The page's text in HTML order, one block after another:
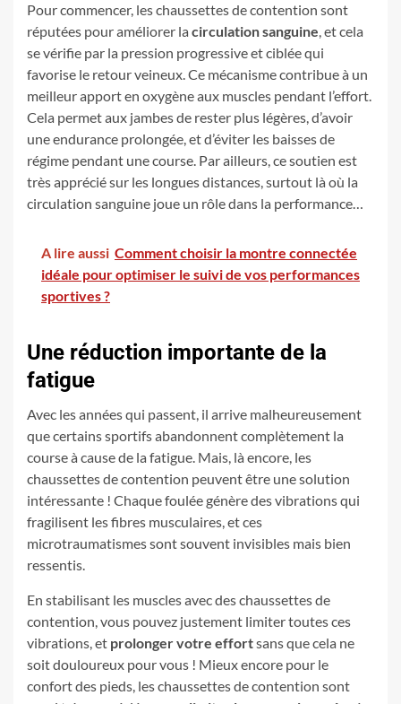
Pour commencer, les chaussettes de contention sont
réputées pour améliorer la circulation sanguine, et cela
se vérifie par la pression progressive et ciblée qui
favorise le retour veineux. Ce mécanisme contribue à un
meilleur apport en oxygène aux muscles pendant l’effort.
Cela permet aux jambes de rester plus légères, d’avoir
une endurance prolongée, et d’éviter les baisses de
régime pendant une course. Par ailleurs, ce soutien est
très apprécié sur les longues distances, surtout là où la
circulation sanguine joue un rôle dans la performance…
A lire aussi Comment choisir la montre connectée
idéale pour optimiser le suivi de vos performances
sportives ?
Une réduction importante de la
fatigue
Avec les années qui passent, il arrive malheureusement
que certains sportifs abandonnent complètement la
course à cause de la fatigue. Mais, là encore, les
chaussettes de contention peuvent être une solution
intéressante ! Chaque foulée génère des vibrations qui
fragilisent les fibres musculaires, et ces
microtraumatismes sont souvent invisibles mais bien
ressentis.
En stabilisant les muscles avec des chaussettes de
contention, vous pouvez justement limiter toutes ces
vibrations, et prolonger votre effortsans que cela ne
soit douloureux pour vous ! Mieux encore pour le
confort des pieds, les chaussettes de contention sont